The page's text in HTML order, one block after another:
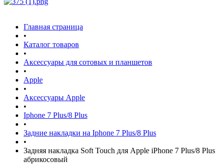
Главная страница
•
Каталог товаров
•
Аксессуары для сотовых и планшетов
•
Apple
•
Аксессуары Apple
•
Iphone 7 Plus/8 Plus
•
Задние накладки на Iphone 7 Plus/8 Plus
•
Задняя накладка Soft Touch для Apple iPhone 7 Plus/8 Plus
абрикосовый